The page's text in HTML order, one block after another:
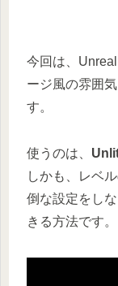
今回は、
ージ風の雰囲
す。
使うのは、
しかも、レベ
倒な設定をし
きる方法です。